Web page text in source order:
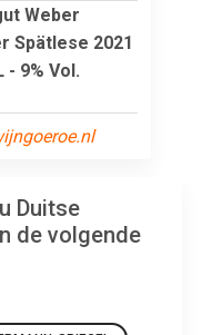
Weber
Spätlese 2021
- 9% Vol.
Duitse
de volgende